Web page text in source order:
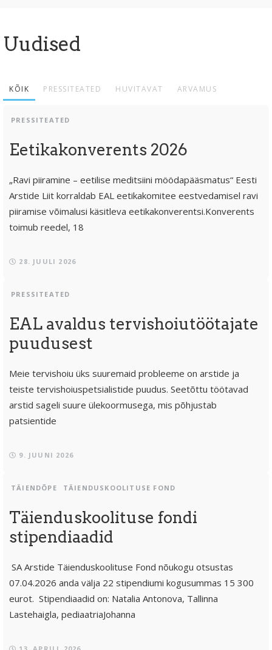
Uudised
KÕIK PRESSITEATED HUVITAVAT ARVAMUS
PRESSITEATED
Eetikakonverents 2026
„Ravi piiramine – eetilise meditsiini möödapääsmatus“ Eesti
Arstide Liit korraldab EAL eetikakomitee eestvedamisel ravi
piiramise võimalusi käsitleva eetikakonverentsi.Konverents
toimub reedel, 18
28. JUULI 2026
PRESSITEATED
EAL avaldus tervishoiutöötajate
puudusest
Meie tervishoiu üks suuremaid probleeme on arstide ja
teiste tervishoiuspetsialistide puudus. Seetõttu töötavad
arstid sageli suure ülekoormusega, mis põhjustab
patsientide
9. JUUNI 2026
TÄIENDÕPE TÄIENDUSKOOLITUSE FOND
Täienduskoolituse fondi
stipendiaadid
SA Arstide Täienduskoolituse Fond nõukogu otsustas
07.04.2026 anda välja 22 stipendiumi kogusummas 15 300
eurot. Stipendiaadid on: Natalia Antonova, Tallinna
Lastehaigla, pediaatriaJohanna